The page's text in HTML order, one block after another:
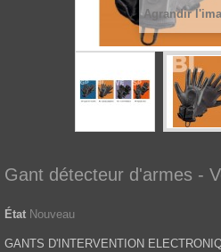
Agrandir
Gant détecteur d'armes -
État Nouveau
GANTS D'INTERVENTION